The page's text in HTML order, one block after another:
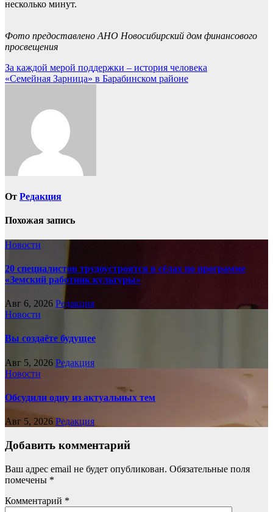
несколько минут.
Фото предоставлено АНО Новосибирский дом финансового
просвещения
Навигация
по
За каждой мерой поддержки – история человека
«Семейная Зарница» в Барабинском районе
От Редакция
Похожая запись
Новости
20 специалистов трудоустроятся в сёлах по программе
«Земский работник культуры»
Авг 6, 2026 Редакция
Новости
Вы создаёте будущее
Авг 5, 2026 Редакция
Новости
Обсудили одну из актуальных тем
Авг 5, 2026 Редакция
Добавить комментарий
Ваш адрес email не будет опубликован. Обязательные поля
помечены *
Комментарий *